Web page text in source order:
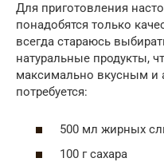
Для приготовления
понадобятся только
всегда стараюсь
натуральные продукты,
максимально вкусным и
потребуется:
500 мл жирных
100 г сахара